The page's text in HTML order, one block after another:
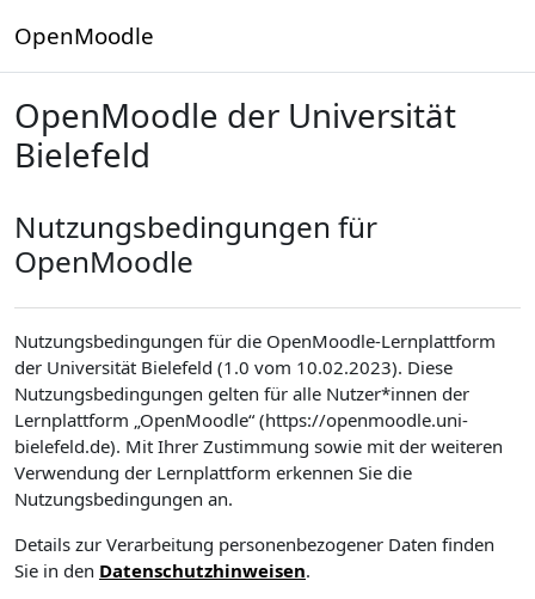
OpenMoodle
OpenMoodle der Universität
Bielefeld
Nutzungsbedingungen für
OpenMoodle
Nutzungsbedingungen für die OpenMoodle-Lernplattform
der Universität Bielefeld (1.0 vom 10.02.2023). Diese
Nutzungsbedingungen gelten für alle Nutzer*innen der
Lernplattform „OpenMoodle“ (https://openmoodle.uni-
bielefeld.de). Mit Ihrer Zustimmung sowie mit der weiteren
Verwendung der Lernplattform erkennen Sie die
Nutzungsbedingungen an.
Details zur Verarbeitung personenbezogener Daten finden
Sie in den Datenschutzhinweisen.